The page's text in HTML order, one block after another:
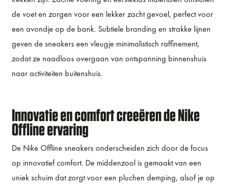
de voet en zorgen voor een lekker zacht gevoel, perfect voor
een avondje op de bank. Subtiele branding en strakke lijnen
geven de sneakers een vleugje minimalistisch raffinement,
zodat ze naadloos overgaan van ontspanning binnenshuis
naar activiteiten buitenshuis.
Innovatie en comfort creeëren de Nike
Offline ervaring
De Nike Offline sneakers onderscheiden zich door de focus
op innovatief comfort. De middenzool is gemaakt van een
uniek schuim dat zorgt voor een pluchen demping, alsof je op